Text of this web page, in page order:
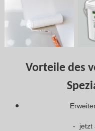
Vorteile des
- jetzt